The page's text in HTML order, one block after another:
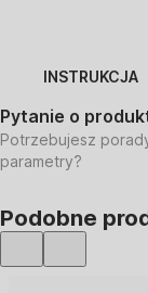
INSTRUKCJA
Pytanie o
Potrzebujesz
parametry?
Podobne